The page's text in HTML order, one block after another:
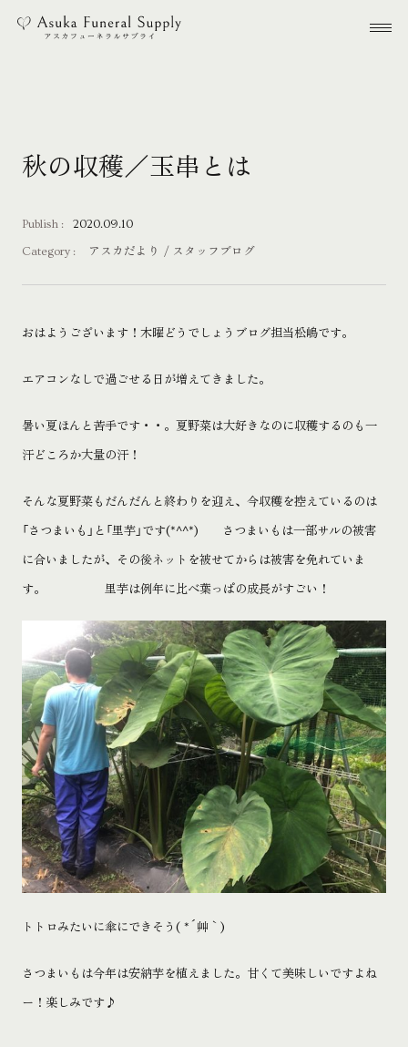
メ
秋の収穫／玉串とは
Publish : 2020.09.10
Category : アスカだより スタッフブログ
おはようございます！木曜どうでしょうブログ担当松嶋です。
エアコンなしで過ごせる日が増えてきました。
暑い夏ほんと苦手です・・。夏野菜は大好きなのに収穫するのも一
汗どころか大量の汗！
そんな夏野菜もだんだんと終わりを迎え、今収穫を控えているのは
「さつまいも」と「里芋」です(*^^*) さつまいもは一部サルの被害
に合いましたが、その後ネットを被せてからは被害を免れていま
す。 里芋は例年に比べ葉っぱの成長がすごい！
トトロみたいに傘にできそう ( *´艸｀ )
さつまいもは今年は安納芋を植えました。甘くて美味しいですよね
ー！楽しみです♪